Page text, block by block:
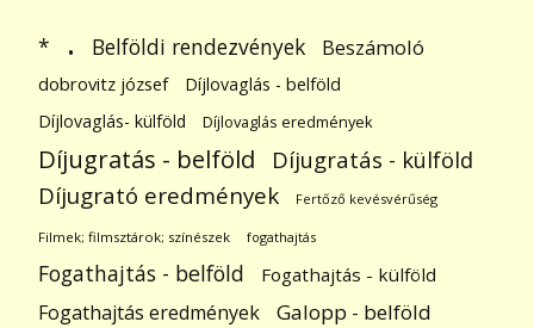
* . Belföldi rendezvények Beszámoló
dobrovitz józsef
Díjlovaglás - belföld
Díjlovaglás- külföld
Díjlovaglás eredmények
Díjugratás - belföld Díjugratás - külföld
Díjugrató eredmények Fertőző kevésvérűség
Filmek; filmsztárok; színészek fogathajtás
Fogathajtás - belföld Fogathajtás - külföld
Fogathajtás eredmények Galopp - belföld